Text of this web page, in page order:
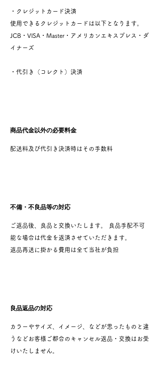
・クレジットカード決済
使用できるクレジットカードは以下となります。
JCB・VISA・Master・アメリカンエキスプレス・ダ
イナーズ
・代引き（コレクト）決済
商品代金以外の必要料金
配送料及び代引き決済時はその手数料
不備・不良品等の対応
ご返品後、良品と交換いたします。 良品手配不可
能な場合は代金を返済させていただきます。
返品再送に掛かる費用は全て当社が負担
良品返品の対応
カラーやサイズ、イメージ、などが思ったものと違
うなどお客様ご都合のキャンセル返品・交換はお受
けいたしません。